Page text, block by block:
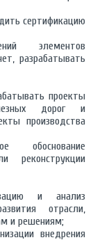
сертификацию
элементов
разрабатывать
проекты
дорог и
производства
обоснование
реконструкции
и анализ
отрасли,
и решениям;
внедрения